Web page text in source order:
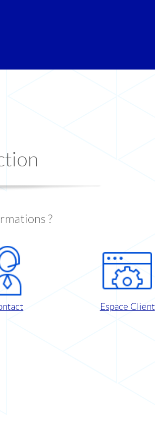
?
Espace Client